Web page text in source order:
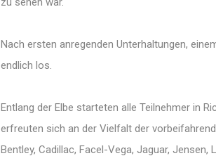
Nach ersten anregenden Unterhaltungen,
endlich los.
Entlang der Elbe starteten alle Teilnehmer in
erfreuten sich an der Vielfalt der
Bentley, Cadillac, Facel-Vega, Jaguar, Jensen,